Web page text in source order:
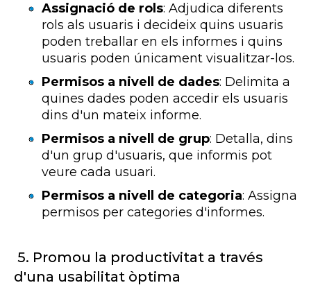
Assignació de rols: Adjudica diferents
rols als usuaris i decideix quins usuaris
poden treballar en els informes i quins
usuaris poden únicament visualitzar-los.
Permisos a nivell de dades: Delimita a
quines dades poden accedir els usuaris
dins d'un mateix informe.
Permisos a nivell de grup: Detalla, dins
d'un grup d'usuaris, que informis pot
veure cada usuari.
Permisos a nivell de categoria: Assigna
permisos per categories d'informes.
5. Promou la productivitat a través
d'una usabilitat òptima